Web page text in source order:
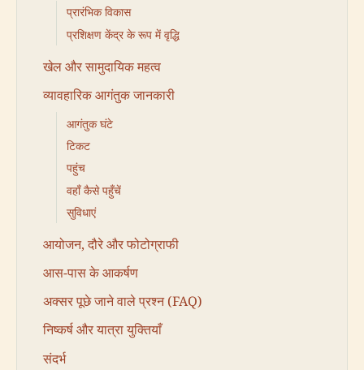
प्रारंभिक विकास
प्रशिक्षण केंद्र के रूप में वृद्धि
खेल और सामुदायिक महत्व
व्यावहारिक आगंतुक जानकारी
आगंतुक घंटे
टिकट
पहुंच
वहाँ कैसे पहुँचें
सुविधाएं
आयोजन, दौरे और फोटोग्राफी
आस-पास के आकर्षण
अक्सर पूछे जाने वाले प्रश्न (FAQ)
निष्कर्ष और यात्रा युक्तियाँ
संदर्भ